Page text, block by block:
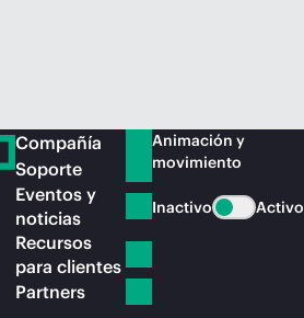
Compañía
Soporte
Eventos y
noticias
Recursos
para clientes
Partners
Animación y
movimiento
Inactivo Activo